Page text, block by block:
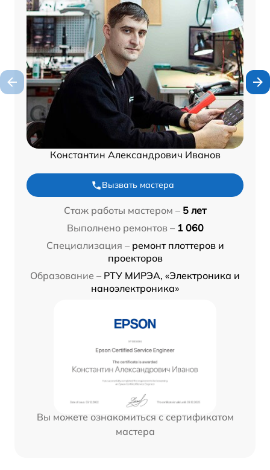
Константин Александрович Иванов
Вызвать мастера
Стаж работы мастером – 5 лет
Выполнено ремонтов – 1 060
Специализация – ремонт плоттеров и
проекторов
Образование – РТУ МИРЭА, «Электроника и
наноэлектроника»
Вы можете ознакомиться с сертификатом
мастера